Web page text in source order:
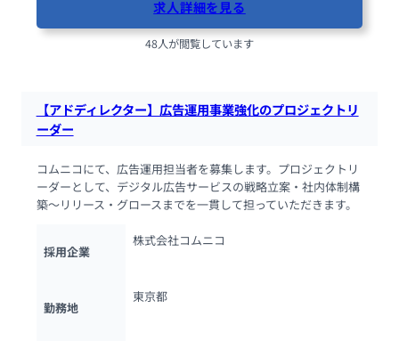
求人詳細を見る
48人が閲覧しています
【アドディレクター】広告運用事業強化のプロジェクトリ
ーダー
コムニコにて、広告運用担当者を募集します。プロジェクトリ
ーダーとして、デジタル広告サービスの戦略立案・社内体制構
築〜リリース・グロースまでを一貫して担っていただきます。
採用企業
株式会社コムニコ
勤務地
東京都